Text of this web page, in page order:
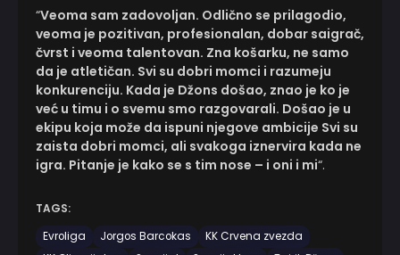
“Veoma sam zadovoljan. Odlično se prilagodio,
veoma je pozitivan, profesionalan, dobar saigrač,
čvrst i veoma talentovan. Zna košarku, ne samo
da je atletičan. Svi su dobri momci i razumeju
konkurenciju. Kada je Džons došao, znao je ko je
već u timu i o svemu smo razgovarali. Došao je u
ekipu koja može da ispuni njegove ambicije Svi su
zaista dobri momci, ali svakoga iznervira kada ne
igra. Pitanje je kako se s tim nose – i oni i mi“.
TAGS:
Evroliga
Jorgos Barcokas
KK Crvena zvezda